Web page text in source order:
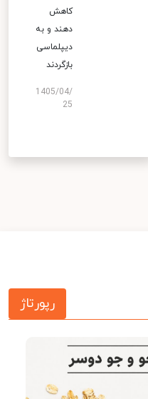
کاهش
دهند و به
دیپلماسی
بازگردند
1405/04/
25
رپورتاژ